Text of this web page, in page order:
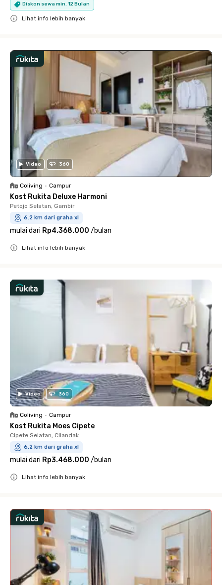
Diskon sewa min. 12 Bulan
Lihat info lebih banyak
Video 360
Coliving • Campur
Kost Rukita Deluxe Harmoni
Petojo Selatan, Gambir
6.2 km dari graha xl
mulai dari Rp4.368.000 /bulan
Lihat info lebih banyak
Video 360
Coliving • Campur
Kost Rukita Moes Cipete
Cipete Selatan, Cilandak
6.2 km dari graha xl
mulai dari Rp3.468.000 /bulan
Lihat info lebih banyak